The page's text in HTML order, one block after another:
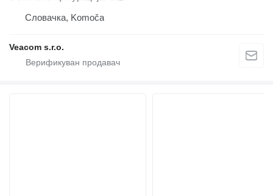
Словачка, Komoča
Veacom s.r.o.